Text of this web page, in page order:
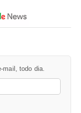
mail, todo dia.